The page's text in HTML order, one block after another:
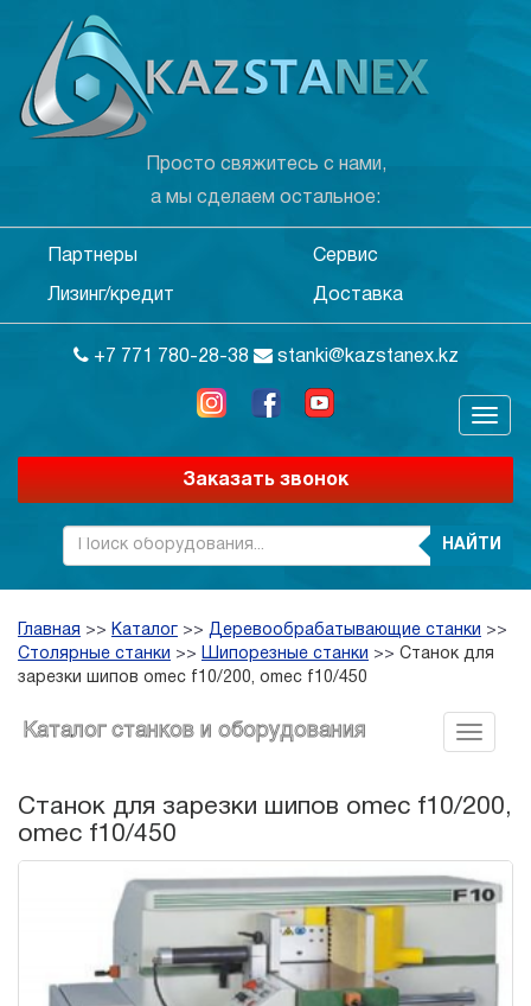
Просто свяжитесь с нами,
а мы сделаем остальное:
Партнеры Сервис
Лизинг/кредит Доставка
+7 771 780-28-38 stanki@kazstanex.kz
Заказать звонок
НАЙТИ
Главная >> Каталог >> Деревообрабатывающие станки >>
Столярные станки >> Шипорезные станки >> Станок для
зарезки шипов omec f10/200, omec f10/450
Каталог станков и оборудования
Станок для зарезки шипов omec f10/200,
omec f10/450